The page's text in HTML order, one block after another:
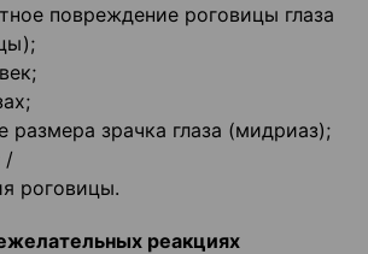
повреждение роговицы глаза
зрачка глаза (мидриаз);
/
реакциях